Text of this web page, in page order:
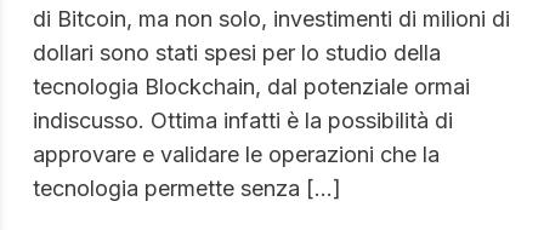
di Bitcoin, ma non solo, investimenti di milioni di
dollari sono stati spesi per lo studio della
tecnologia Blockchain, dal potenziale ormai
indiscusso. Ottima infatti è la possibilità di
approvare e validare le operazioni che la
tecnologia permette senza […]